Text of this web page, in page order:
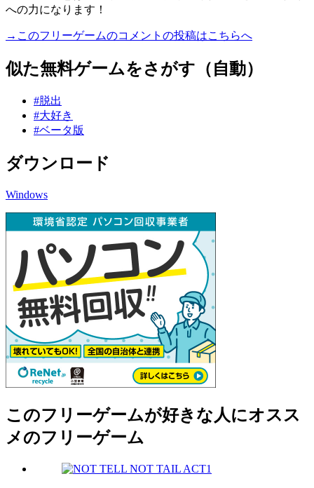
への力になります！
→このフリーゲームのコメントの投稿はこちらへ
似た無料ゲームをさがす（自動）
#脱出
#大好き
#ベータ版
ダウンロード
Windows
このフリーゲームが好きな人にオスス
メのフリーゲーム